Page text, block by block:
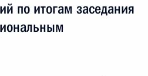
по итогам заседания